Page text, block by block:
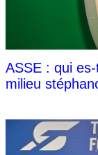
ASSE : qui
milieu